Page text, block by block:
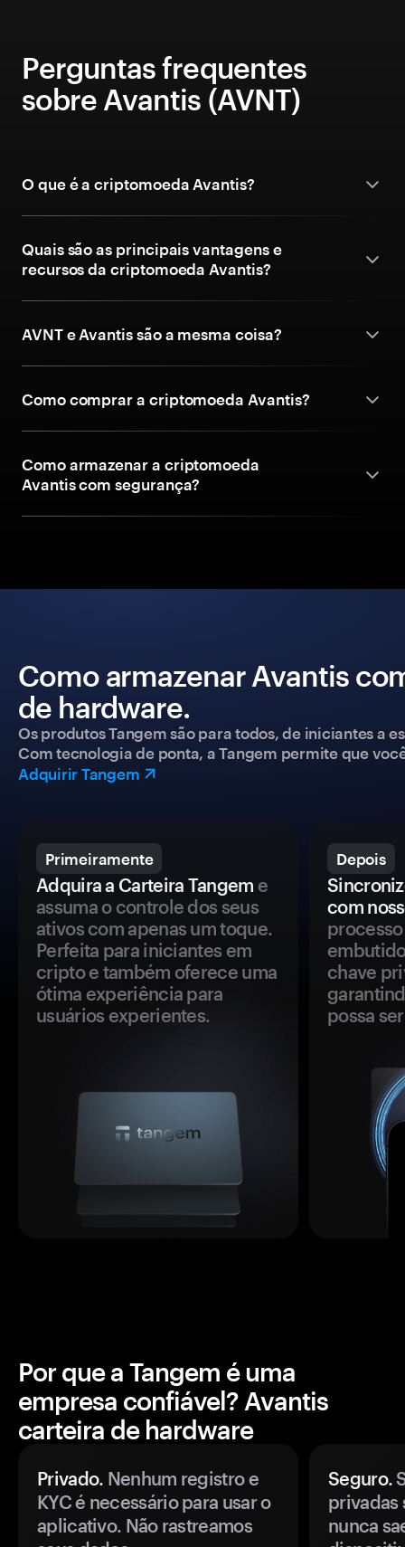
Perguntas frequentes
sobre Avantis (AVNT)
O que é a criptomoeda Avantis?
Quais são as principais vantagens e
recursos da criptomoeda Avantis?
AVNT e Avantis são a mesma coisa?
Como comprar a criptomoeda Avantis?
Como armazenar a criptomoeda
Avantis com segurança?
Como armazenar Avantis
de hardware.
Os produtos Tangem são para todos, de iniciantes a
Com tecnologia de ponta, a Tangem permite que
Adquirir Tangem
Primeiramente
Adquira a Carteira Tangem e
assuma o controle dos seus
ativos com apenas um toque.
Perfeita para iniciantes em
cripto e também oferece uma
ótima experiência para
usuários experientes.
Depois
com
chave
possa
Por que a Tangem é uma
empresa confiável? Avantis
carteira de hardware
Privado. Nenhum registro e
KYC é necessário para usar o
aplicativo. Não rastreamos
Seguro.
privadas
nunca